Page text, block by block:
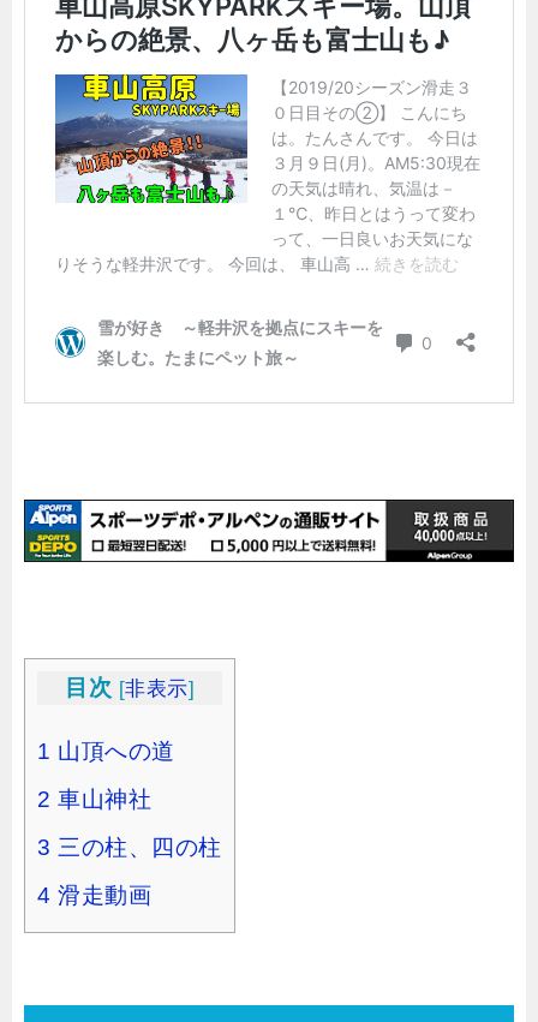
目次 [非表示]
1 山頂への道
2 車山神社
3 三の柱、四の柱
4 滑走動画